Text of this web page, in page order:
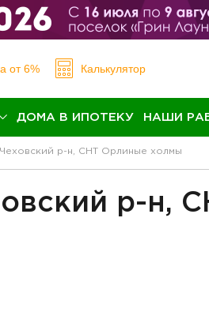
от 6% Калькулятор
ДОМА В ИПОТЕКУ НАШИ
р-н, СНТ Орлиные холмы
р-н,